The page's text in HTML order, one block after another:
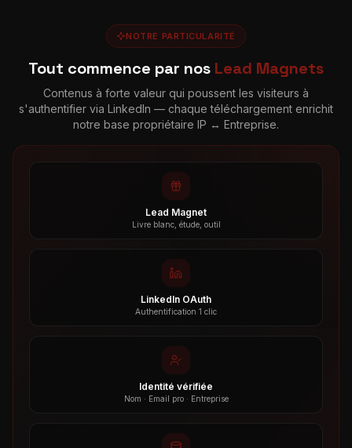
NOTRE PARTICULARITÉ
Tout commence par nos Lead Magnets
Contenus à forte valeur qui poussent les visiteurs à
s'authentifier via LinkedIn — chaque téléchargement enrichit
notre base propriétaire IP ↔ Entreprise.
Lead Magnet
Livre blanc, étude, outil
LinkedIn OAuth
Authentification 1 clic
Identité vérifiée
Nom · Email pro · Entreprise